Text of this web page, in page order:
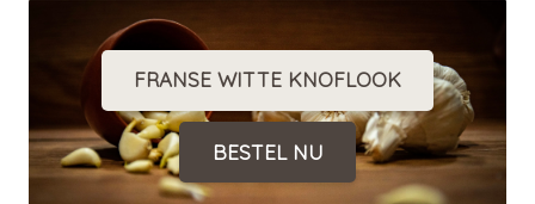
FRANSE WITTE KNOFLOOK
BESTEL NU